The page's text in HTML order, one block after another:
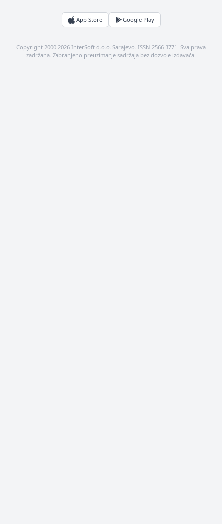
App Store Google Play
Copyright 2000-2026 InterSoft d.o.o. Sarajevo. ISSN 2566-3771. Sva prava
zadržana. Zabranjeno preuzimanje sadržaja bez dozvole izdavača.